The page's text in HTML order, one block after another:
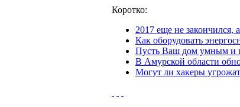
Коротко:
2017 еще не
Как оборудовать
Пусть Ваш дом умным и
В Амурской области
Могут ли хакеры